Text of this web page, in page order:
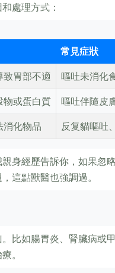
處理方式：
常見症狀
胃部不適 嘔吐未消化
物或蛋白質 嘔吐伴隨皮
消化物品 反复貓嘔吐
身經歷告訴你，如果忽
這點獸醫也強調過。
比如腸胃炎、腎臟病或
。